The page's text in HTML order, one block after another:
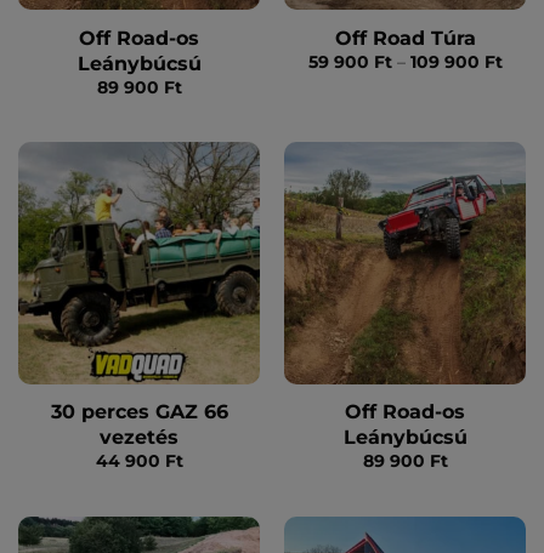
Off Road-os
Leánybúcsú
89 900 Ft
Off Road Túra
59 900 Ft – 109 900 Ft
900
30 perces GAZ 66
vezetés
44 900 Ft
Off Road-os
Leánybúcsú
89 900 Ft